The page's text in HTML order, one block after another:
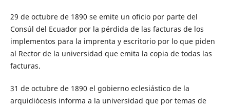
29 de octubre de 1890 se emite un oficio por parte del
Consúl del Ecuador por la pérdida de las facturas de los
implementos para la imprenta y escritorio por lo que piden
al Rector de la universidad que emita la copia de todas las
facturas.
31 de octubre de 1890 el gobierno eclesiástico de la
arquidiócesis informa a la universidad que por temas de